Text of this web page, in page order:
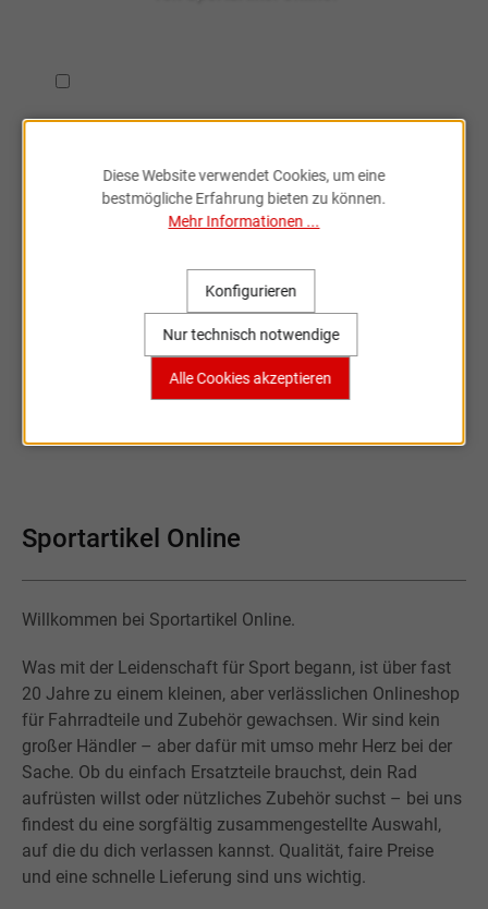
Fahrradzubehör & Ersatzteile
online entdecken
Große Auswahl, bekannte Marken,
schnelle Lieferung – Sportartikel Online
Sportartikel Online
Willkommen bei Sportartikel Online.
Was mit der Leidenschaft für Sport begann, ist über fast
20 Jahre zu einem kleinen, aber verlässlichen Onlineshop
für Fahrradteile und Zubehör gewachsen. Wir sind kein
großer Händler – aber dafür mit umso mehr Herz bei der
Sache. Ob du einfach Ersatzteile brauchst, dein Rad
aufrüsten willst oder nützliches Zubehör suchst – bei uns
findest du eine sorgfältig zusammengestellte Auswahl,
auf die du dich verlassen kannst. Qualität, faire Preise
und eine schnelle Lieferung sind uns wichtig.
Diese Website verwendet Cookies, um eine
bestmögliche Erfahrung bieten zu können.
Mehr Informationen ...
Nur technisch notwendige
Konfigurieren
Alle Cookies akzeptieren